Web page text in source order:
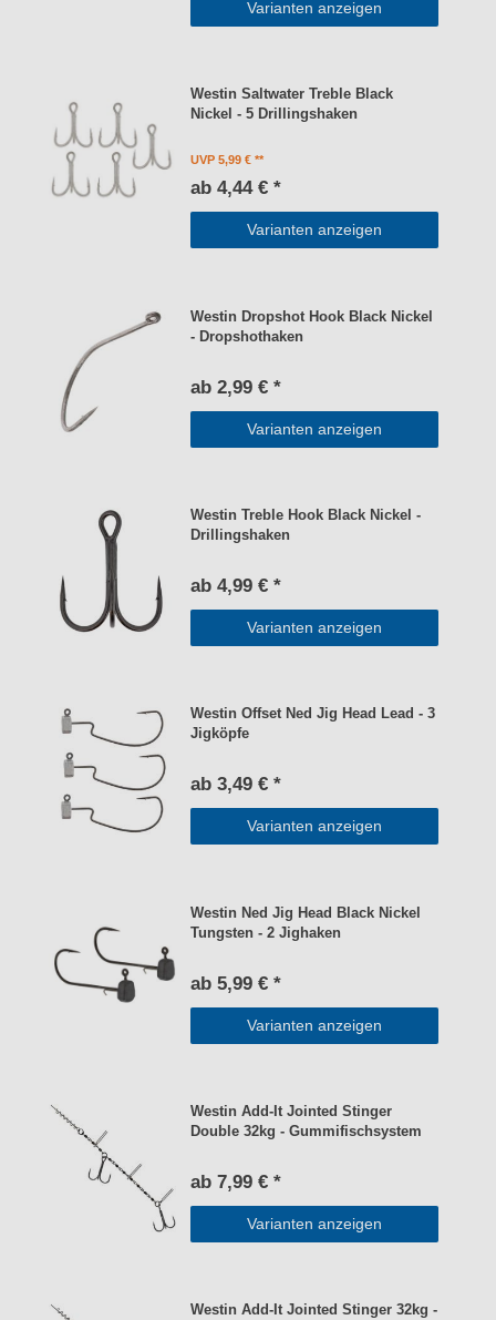
Varianten anzeigen
Westin Saltwater Treble Black
Nickel - 5 Drillingshaken
UVP 5,99 €
ab 4,44 € *
Varianten anzeigen
Westin Dropshot Hook Black Nickel
- Dropshothaken
ab 2,99 € *
Varianten anzeigen
Westin Treble Hook Black Nickel -
Drillingshaken
ab 4,99 € *
Varianten anzeigen
Westin Offset Ned Jig Head Lead - 3
Jigköpfe
ab 3,49 € *
Varianten anzeigen
Westin Ned Jig Head Black Nickel
Tungsten - 2 Jighaken
ab 5,99 € *
Varianten anzeigen
Westin Add-It Jointed Stinger
Double 32kg - Gummifischsystem
ab 7,99 € *
Varianten anzeigen
Westin Add-It Jointed Stinger 32kg -